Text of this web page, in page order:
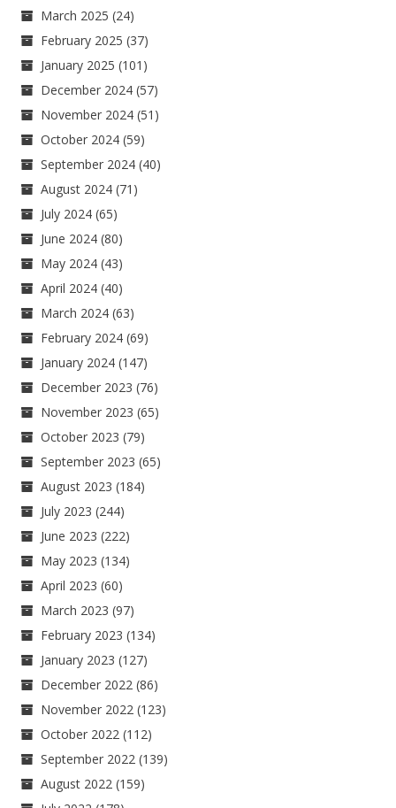
March 2025 (24)
February 2025 (37)
January 2025 (101)
December 2024 (57)
November 2024 (51)
October 2024 (59)
September 2024 (40)
August 2024 (71)
July 2024 (65)
June 2024 (80)
May 2024 (43)
April 2024 (40)
March 2024 (63)
February 2024 (69)
January 2024 (147)
December 2023 (76)
November 2023 (65)
October 2023 (79)
September 2023 (65)
August 2023 (184)
July 2023 (244)
June 2023 (222)
May 2023 (134)
April 2023 (60)
March 2023 (97)
February 2023 (134)
January 2023 (127)
December 2022 (86)
November 2022 (123)
October 2022 (112)
September 2022 (139)
August 2022 (159)